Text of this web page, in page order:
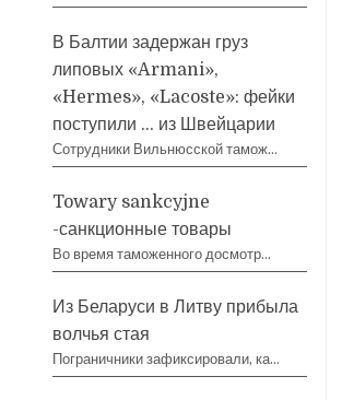
В Балтии задержан груз
липовых «Armani»,
«Hermes», «Lacoste»: фейки
поступили … из Швейцарии
Сотрудники Вильнюсской тамож…
Towary sankcyjne
-санкционные товары
Во время таможенного досмотр…
Из Беларуси в Литву прибыла
волчья стая
Пограничники зафиксировали, ка…